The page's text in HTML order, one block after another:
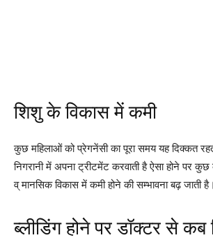
शिशु के विकास में कमी
कुछ महिलाओं को प्रेगनेंसी का पूरा समय यह दिक्कत
निगरानी में अपना ट्रीटमेंट करवाती है ऐसा होने पर
व् मानसिक विकास में कमी होने की सम्भावना बढ़ जाती है।
ब्लीडिंग होने पर डॉक्टर से कब